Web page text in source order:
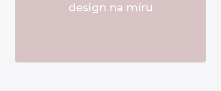
design na míru